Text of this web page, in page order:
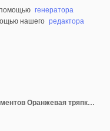
генератора
нашего редактора
Набор чистящих средств, инструментов Оранжевая тряпка для чистки моющих средств для пола в корзине Скопируйте место для текста